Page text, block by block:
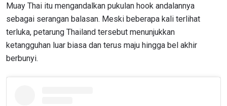
Muay Thai itu mengandalkan pukulan hook andalannya
sebagai serangan balasan. Meski beberapa kali terlihat
terluka, petarung Thailand tersebut menunjukkan
ketangguhan luar biasa dan terus maju hingga bel akhir
berbunyi.